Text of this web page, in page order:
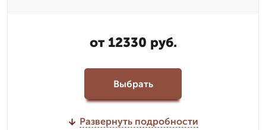
от 12330 руб.
Выбрать
Развернуть подробности